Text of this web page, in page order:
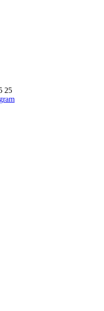
25